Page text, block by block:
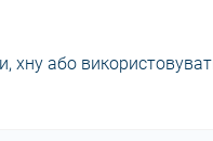
хну або